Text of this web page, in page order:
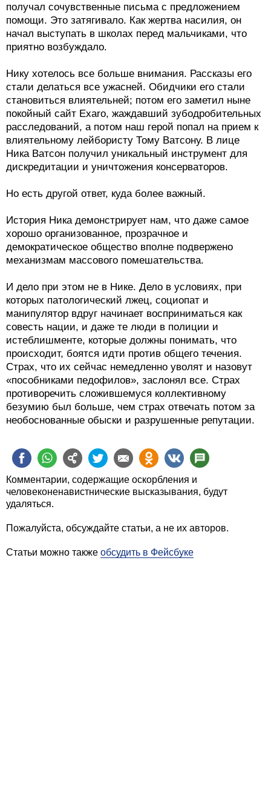
получал сочувственные письма с предложением
помощи. Это затягивало. Как жертва насилия, он
начал выступать в школах перед мальчиками, что
приятно возбуждало.
Нику хотелось все больше внимания. Рассказы его
стали делаться все ужасней. Обидчики его стали
становиться влиятельней; потом его заметил ныне
покойный сайт Exaro, жаждавший зубодробительных
расследований, а потом наш герой попал на прием к
влиятельному лейбористу Тому Ватсону. В лице
Ника Ватсон получил уникальный инструмент для
дискредитации и уничтожения консерваторов.
Но есть другой ответ, куда более важный.
История Ника демонстрирует нам, что даже самое
хорошо организованное, прозрачное и
демократическое общество вполне подвержено
механизмам массового помешательства.
И дело при этом не в Нике. Дело в условиях, при
которых патологический лжец, социопат и
манипулятор вдруг начинает восприниматься как
совесть нации, и даже те люди в полиции и
истеблишменте, которые должны понимать, что
происходит, боятся идти против общего течения.
Страх, что их сейчас немедленно уволят и назовут
«пособниками педофилов», заслонял все. Страх
противоречить сложившемуся коллективному
безумию был больше, чем страх отвечать потом за
необоснованные обыски и разрушенные репутации.
Комментарии, содержащие оскорбления и
человеконенавистнические высказывания, будут
удаляться.
Пожалуйста, обсуждайте статьи, а не их авторов.
Статьи можно также обсудить в Фейсбуке